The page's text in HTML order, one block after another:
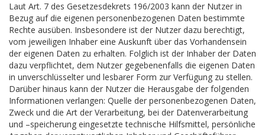
Laut Art. 7 des Gesetzesdekrets 196/2003 kann der Nutzer in
Bezug auf die eigenen personenbezogenen Daten bestimmte
Rechte ausüben. Insbesondere ist der Nutzer dazu berechtigt,
vom jeweiligen Inhaber eine Auskunft über das Vorhandensein
der eigenen Daten zu erhalten. Folglich ist der Inhaber der Daten
dazu verpflichtet, dem Nutzer gegebenenfalls die eigenen Daten
in unverschlüsselter und lesbarer Form zur Verfügung zu stellen.
Darüber hinaus kann der Nutzer die Herausgabe der folgenden
Informationen verlangen: Quelle der personenbezogenen Daten,
Zweck und die Art der Verarbeitung, bei der Datenverarbeitung
und –speicherung eingesetzte technische Hilfsmittel, persönliche